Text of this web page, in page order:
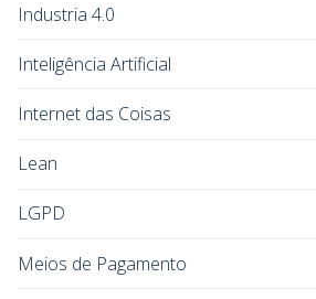
Industria 4.0
Inteligência Artificial
Internet das Coisas
Lean
LGPD
Meios de Pagamento